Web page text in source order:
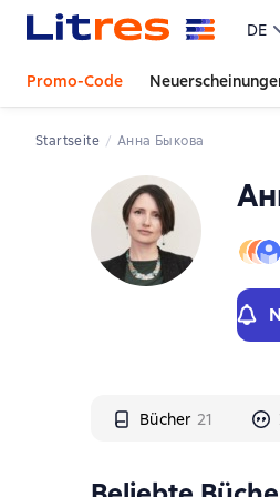
DE
Promo-Code
Startseite Анна Быкова
Bücher 21
Слайдер с книгами
Слайдер с книгами